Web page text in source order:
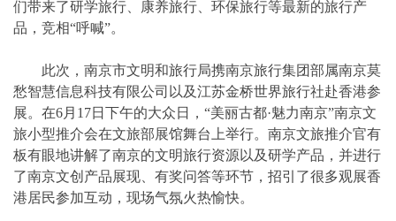
们带来了研学旅行、康养旅行、环保旅行等最新的旅行产
品，竞相“呼喊”。
此次，南京市文明和旅行局携南京旅行集团部属南京莫
愁智慧信息科技有限公司以及江苏金桥世界旅行社赴香港参
展。在6月17日下午的大众日，“美丽古都·魅力南京”南京文
旅小型推介会在文旅部展馆舞台上举行。南京文旅推介官有
板有眼地讲解了南京的文明旅行资源以及研学产品，并进行
了南京文创产品展现、有奖问答等环节，招引了很多观展香
港居民参加互动，现场气氛火热愉快。